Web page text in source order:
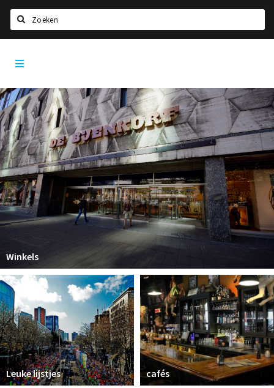
Home
Agenda
Deals
Party pics
Nieuws, interviews & blogs
Eten
Drinken
Slapen
Recreatief
Winkels
Winkelgebieden
Parkeren
Bezienswaardigheden
Musea, theaters & podia
Uitjes & activiteiten
Winkels
Leuke lijstjes cafés